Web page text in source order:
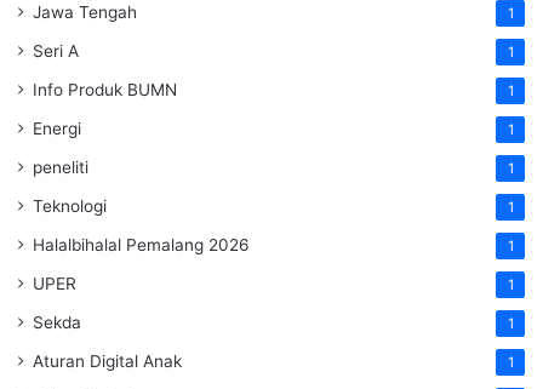
Jawa Tengah 1
Seri A 1
Info Produk BUMN 1
Energi 1
peneliti 1
Teknologi 1
Halalbihalal Pemalang 2026 1
UPER 1
Sekda 1
Aturan Digital Anak 1